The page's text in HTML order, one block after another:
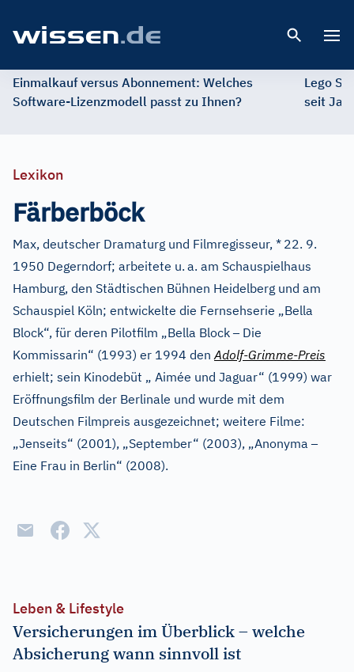
Einmalkauf versus Abonnement: Welches
Software-Lizenzmodell passt zu Ihnen?
Lego
seit
Lexikon
Färberböck
Max, deutscher Dramaturg und Filmregisseur, * 22. 9.
1950 Degerndorf; arbeitete u. a. am Schauspielhaus
Hamburg, den Städtischen Bühnen Heidelberg und am
Schauspiel Köln; entwickelte die Fernsehserie „Bella
Block“, für deren Pilotfilm „Bella Block–Die
Kommissarin“ (1993) er 1994 denAdolf-Grimme-Preis
erhielt; sein Kinodebüt „ Aimée und Jaguar“ (1999) war
Eröffnungsfilm der Berlinale und wurde mit dem
Deutschen Filmpreis ausgezeichnet; weitere Filme:
„Jenseits“ (2001), „September“ (2003), „Anonyma–
Eine Frau in Berlin“ (2008).
Leben & Lifestyle
Versicherungen im Überblick – welche
Absicherung wann sinnvoll ist